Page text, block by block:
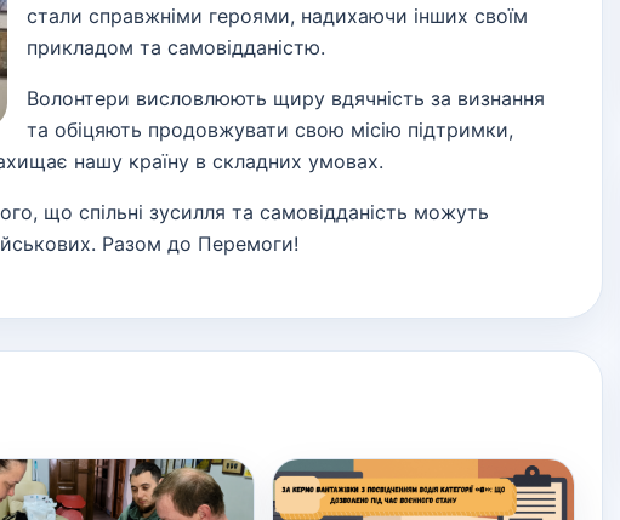
стали справжніми героями, надихаючи інших своїм
прикладом та самовідданістю.
Волонтери висловлюють щиру вдячність за визнання
та обіцяють продовжувати свою місію підтримки,
нашу країну в складних умовах.
що спільні зусилля та самовідданість можуть
Разом до Перемоги!